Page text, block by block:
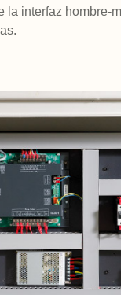
la interfaz hombre-